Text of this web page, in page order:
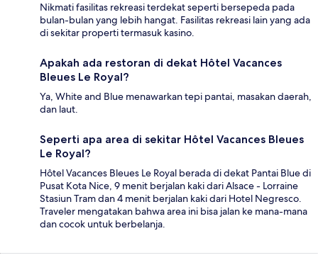
Nikmati fasilitas rekreasi terdekat seperti bersepeda pada
bulan-bulan yang lebih hangat. Fasilitas rekreasi lain yang ada
di sekitar properti termasuk kasino.
Apakah ada restoran di dekat Hôtel Vacances
Bleues Le Royal?
Ya, White and Blue menawarkan tepi pantai, masakan daerah,
dan laut.
Seperti apa area di sekitar Hôtel Vacances Bleues
Le Royal?
Hôtel Vacances Bleues Le Royal berada di dekat Pantai Blue di
Pusat Kota Nice, 9 menit berjalan kaki dari Alsace - Lorraine
Stasiun Tram dan 4 menit berjalan kaki dari Hotel Negresco.
Traveler mengatakan bahwa area ini bisa jalan ke mana-mana
dan cocok untuk berbelanja.